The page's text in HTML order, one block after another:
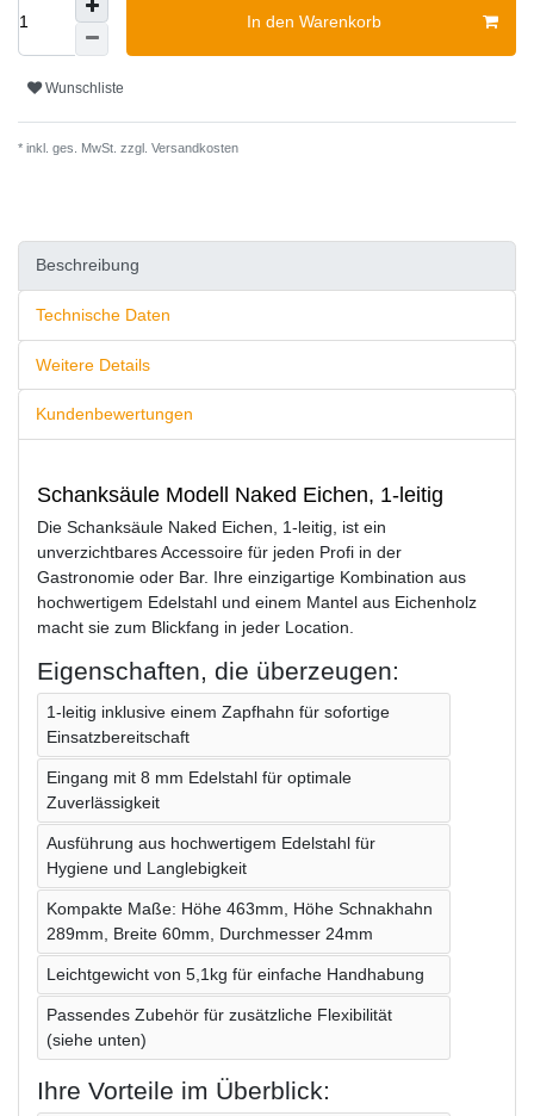
In den Warenkorb
Wunschliste
* inkl. ges. MwSt. zzgl. Versandkosten
Beschreibung
Technische Daten
Weitere Details
Kundenbewertungen
Schanksäule Modell Naked Eichen, 1-leitig
Die Schanksäule Naked Eichen, 1-leitig, ist ein
unverzichtbares Accessoire für jeden Profi in der
Gastronomie oder Bar. Ihre einzigartige Kombination aus
hochwertigem Edelstahl und einem Mantel aus Eichenholz
macht sie zum Blickfang in jeder Location.
Eigenschaften, die überzeugen:
1-leitig inklusive einem Zapfhahn für sofortige
Einsatzbereitschaft
Eingang mit 8 mm Edelstahl für optimale
Zuverlässigkeit
Ausführung aus hochwertigem Edelstahl für
Hygiene und Langlebigkeit
Kompakte Maße: Höhe 463mm, Höhe Schnakhahn
289mm, Breite 60mm, Durchmesser 24mm
Leichtgewicht von 5,1kg für einfache Handhabung
Passendes Zubehör für zusätzliche Flexibilität
(siehe unten)
Ihre Vorteile im Überblick: